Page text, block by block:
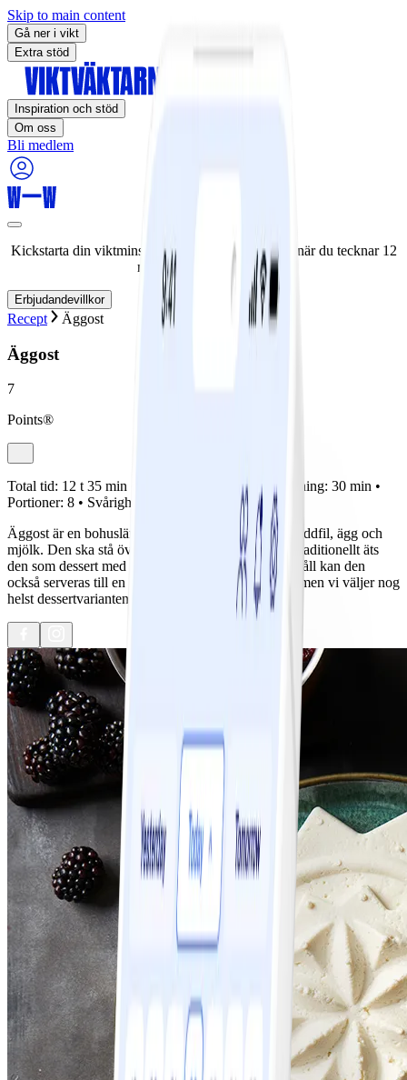
Skip to main content
Gå ner i vikt
Extra stöd
Inspiration och stöd
Om oss
Bli medlem
Kickstarta din viktminskningsresa nu! Spara 50% när du tecknar 12
månaders medlemskap.
Erbjudandevillkor
Recept Äggost
Äggost
7
Points®
Total tid: 12 t 35 min • 5 min • Tillagning: 30 min •
Portioner: 8 • Svårighetsgrad:
Äggost är en bohuslänsk specialitet som görs av gräddfil, ägg och
mjölk. Den ska stå över natten, så börja i god tid. Traditionellt äts
den som dessert med varma björnbär, men på sina håll kan den
också serveras till en bit sill(!). Du gör som du vill, men vi väljer nog
helst dessertvarianten!